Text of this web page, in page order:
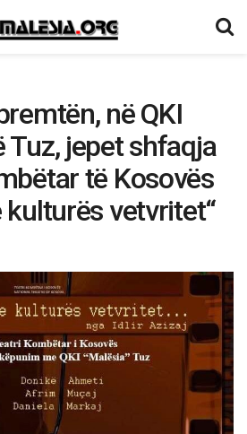
në QKI
Tuz, jepet shfaqja
të Kosovës
kulturës vetvritet“